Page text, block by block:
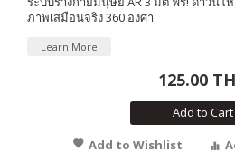
ภาพเสมือนจริง 360 องศา
Learn More
125.00
Add to Cart
Add to Wishlist